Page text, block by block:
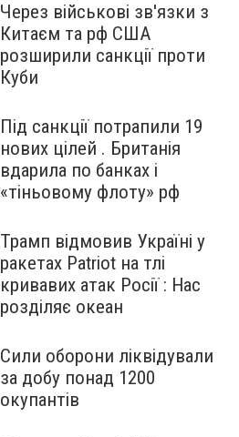
Через військові зв'язки з
Китаєм та рф США
розширили санкції проти
Куби
Під санкції потрапили 19
нових цілей . Британія
вдарила по банках і
«тіньовому флоту» рф
Трамп відмовив Україні у
ракетах Patriot на тлі
кривавих атак Росії : Нас
розділяє океан
Сили оборони ліквідували
за добу понад 1200
окупантів